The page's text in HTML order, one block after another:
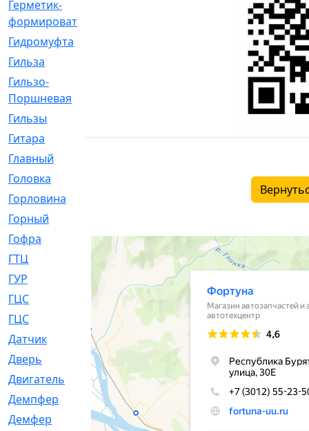
Герметик-
формирователь
Гидромуфта
Гильза
Гильзо-
Поршневая
Гильзы
Гитара
[7]
Главный
Головка
Горловина
Горный
Гофра
[86]
ГТЦ
[96]
ГУР
ГЦC
[6]
ГЦС
[74]
Датчик
[969]
Дверь
[249]
Двигатель
[64]
Демпфер
[2]
Демфер
[1]